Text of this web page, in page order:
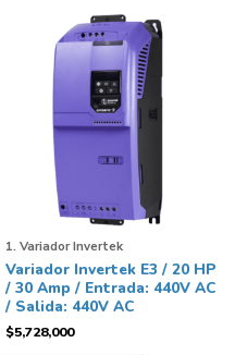
1. Variador Invertek
Variador Invertek E3 / 20 HP
/ 30 Amp / Entrada: 440V AC
/ Salida: 440V AC
$5,728,000